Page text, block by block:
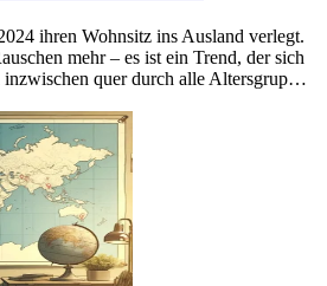
ihren Wohnsitz ins Ausland verlegt.
mehr – es ist ein Trend, der sich
inzwischen quer durch alle Altersgrup…